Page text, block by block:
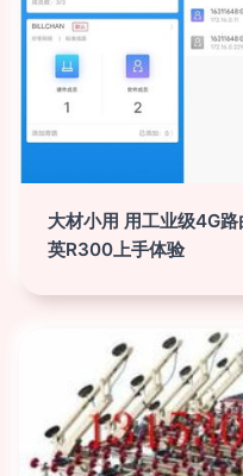
大材小用 用工业级4G
英R300上手体验